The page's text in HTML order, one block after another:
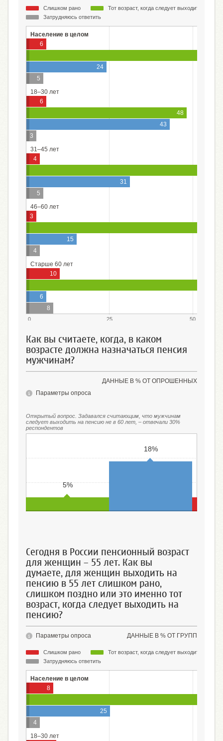
Слишком рано
Тот возраст, когда следует выходить на
Затрудняюсь ответить
Население в целом
6
24
5
18–30 лет
6
48
43
3
31–45 лет
4
31
5
46–60 лет
3
15
4
Старше 60 лет
10
6
8
0 25 50
Как вы считаете, когда, в каком
возрасте должна назначаться пенсия
мужчинам?
ДАННЫЕ В % ОТ ОПРОШЕННЫХ
Параметры опроса
Открытый вопрос. Задавался считающим, что мужчинам
следует выходить на пенсию не в 60 лет, – отвечали 30%
респондентов
5%
18%
Сегодня в России пенсионный возраст
для женщин – 55 лет. Как вы
думаете, для женщин выходить на
пенсию в 55 лет слишком рано,
слишком поздно или это именно тот
возраст, когда следует выходить на
пенсию?
ДАННЫЕ В % ОТ ГРУПП
Параметры опроса
Слишком рано
Тот возраст, когда следует выходить на
Затрудняюсь ответить
Население в целом
8
25
4
18–30 лет